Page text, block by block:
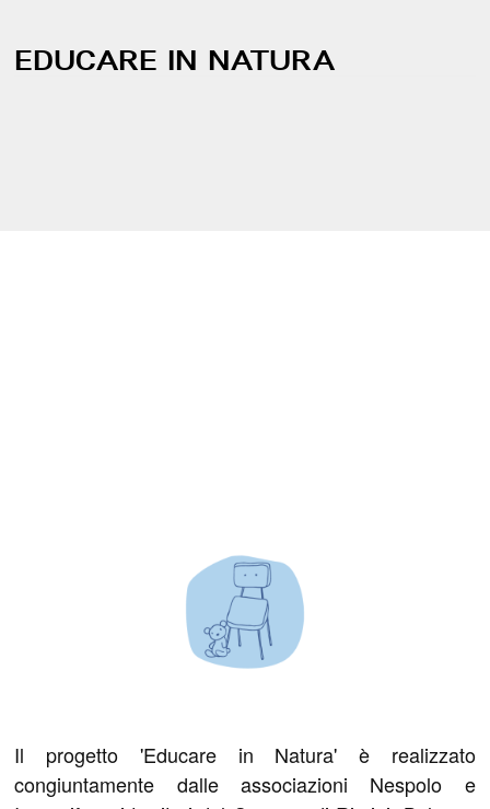
EDUCARE IN NATURA
Il progetto 'Educare in Natura' è realizzato
congiuntamente dalle associazioni Nespolo e